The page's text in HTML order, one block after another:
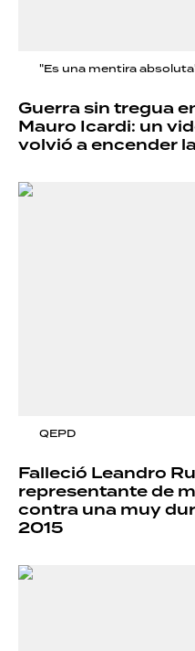
"Es una mentira
Guerra sin tregua
Mauro Icardi: un
volvió a encender
QEPD
Falleció Leandro
representante de
contra una muy
2015